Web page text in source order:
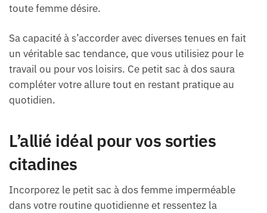
toute femme désire.
Sa capacité à s’accorder avec diverses tenues en fait
un véritable sac tendance, que vous utilisiez pour le
travail ou pour vos loisirs. Ce petit sac à dos saura
compléter votre allure tout en restant pratique au
quotidien.
L’allié idéal pour vos sorties
citadines
Incorporez le petit sac à dos femme imperméable
dans votre routine quotidienne et ressentez la